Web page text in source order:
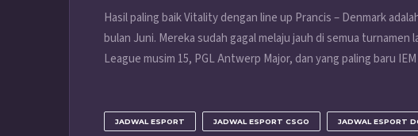
Hasil paling baik Vitality dengan line up Prancis – Denmark
bulan Juni. Mereka sudah gagal melaju jauh di semua turnamen
League musim 15, PGL Antwerp Major, dan yang paling baru
JADWAL ESPORT JADWAL ESPORT CSGO JADWAL ESPORT